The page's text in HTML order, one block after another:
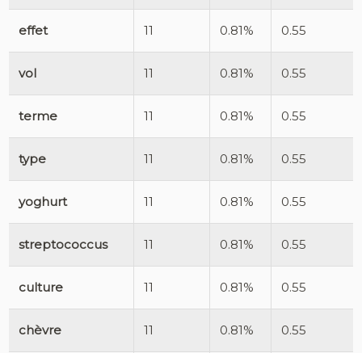
effet 11 0.81% 0.55
vol 11 0.81% 0.55
terme 11 0.81% 0.55
type 11 0.81% 0.55
yoghurt 11 0.81% 0.55
streptococcus 11 0.81% 0.55
culture 11 0.81% 0.55
chèvre 11 0.81% 0.55